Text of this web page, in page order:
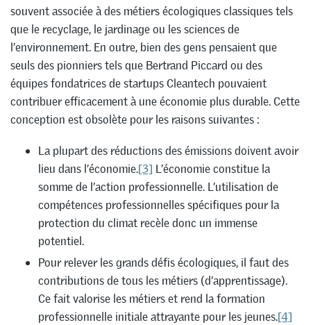
souvent associée à des métiers écologiques classiques tels
que le recyclage, le jardinage ou les sciences de
l’environnement. En outre, bien des gens pensaient que
seuls des pionniers tels que Bertrand Piccard ou des
équipes fondatrices de startups Cleantech pouvaient
contribuer efficacement à une économie plus durable. Cette
conception est obsolète pour les raisons suivantes :
La plupart des réductions des émissions doivent avoir
lieu dans l’économie.[3] L’économie constitue la
somme de l’action professionnelle. L’utilisation de
compétences professionnelles spécifiques pour la
protection du climat recèle donc un immense
potentiel.
Pour relever les grands défis écologiques, il faut des
contributions de tous les métiers (d’apprentissage).
Ce fait valorise les métiers et rend la formation
professionnelle initiale attrayante pour les jeunes.[4]